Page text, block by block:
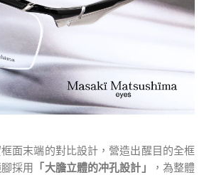
面末端的對比設計，營造出醒目的全框
採用
「大膽立體的冲孔設計」
，為整體